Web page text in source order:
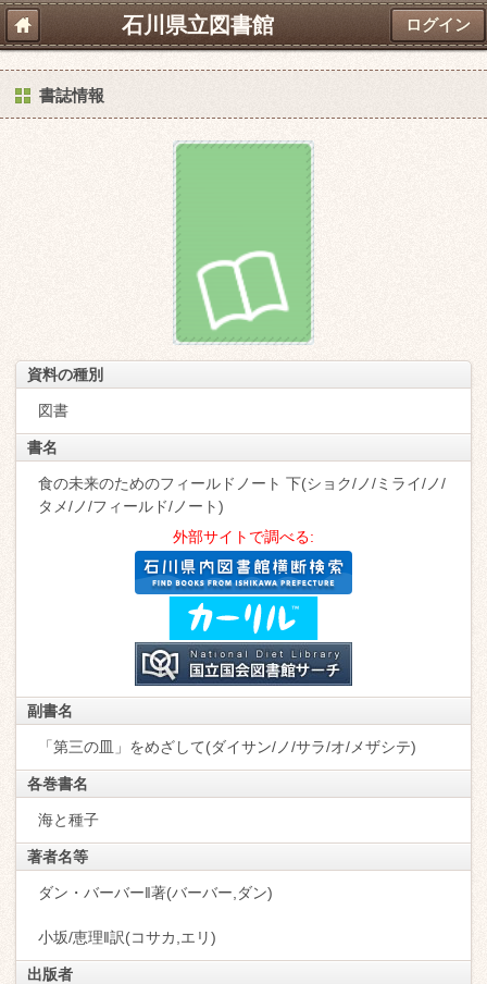
石川県立図書館 ログイン
書誌情報
資料の種別
図書
書名
食の未来のためのフィールドノート 下(ショク/ノ/ミライ/ノ/
タメ/ノ/フィールド/ノート)
外部サイトで調べる:
副書名
「第三の皿」をめざして(ダイサン/ノ/サラ/オ/メザシテ)
各巻書名
海と種子
著者名等
ダン・バーバー‖著(バーバー,ダン)
小坂/恵理‖訳(コサカ,エリ)
出版者